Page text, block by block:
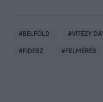
#BELFÖLD #VITÉZY
#FIDESZ #FELMÉRÉS